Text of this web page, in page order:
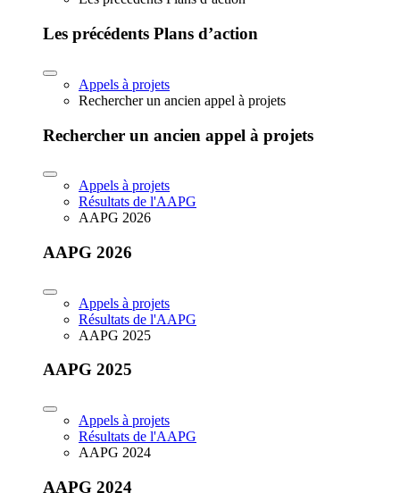
Les précédents Plans d’action
Appels à projets
Rechercher un ancien appel à projets
Rechercher un ancien appel à projets
Appels à projets
Résultats de l'AAPG
AAPG 2026
AAPG 2026
Appels à projets
Résultats de l'AAPG
AAPG 2025
AAPG 2025
Appels à projets
Résultats de l'AAPG
AAPG 2024
AAPG 2024